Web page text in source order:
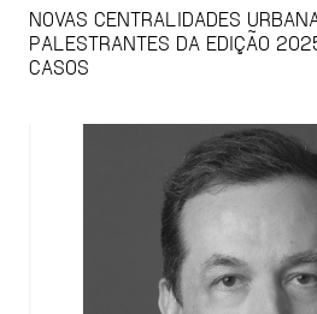
NOVAS CENTRALIDADES
PALESTRANTES DA EDIÇÃO
CASOS